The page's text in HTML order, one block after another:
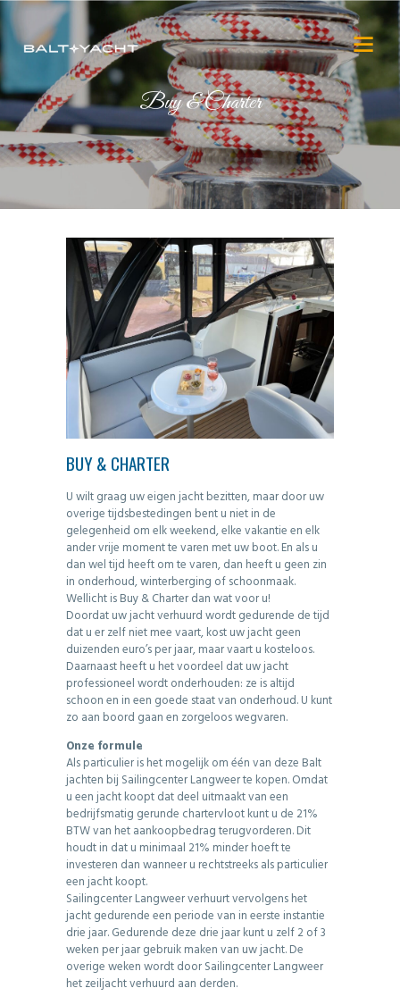
Buy & Charter
BUY & CHARTER
U wilt graag uw eigen jacht bezitten, maar door uw
overige tijdsbestedingen bent u niet in de
gelegenheid om elk weekend, elke vakantie en elk
ander vrije moment te varen met uw boot. En als u
dan wel tijd heeft om te varen, dan heeft u geen zin
in onderhoud, winterberging of schoonmaak.
Wellicht is Buy & Charter dan wat voor u!
Doordat uw jacht verhuurd wordt gedurende de tijd
dat u er zelf niet mee vaart, kost uw jacht geen
duizenden euro’s per jaar, maar vaart u kosteloos.
Daarnaast heeft u het voordeel dat uw jacht
professioneel wordt onderhouden: ze is altijd
schoon en in een goede staat van onderhoud. U kunt
zo aan boord gaan en zorgeloos wegvaren.
Onze formule
Als particulier is het mogelijk om één van deze Balt
jachten bij Sailingcenter Langweer te kopen. Omdat
u een jacht koopt dat deel uitmaakt van een
bedrijfsmatig gerunde chartervloot kunt u de 21%
BTW van het aankoopbedrag terugvorderen. Dit
houdt in dat u minimaal 21% minder hoeft te
investeren dan wanneer u rechtstreeks als particulier
een jacht koopt.
Sailingcenter Langweer verhuurt vervolgens het
jacht gedurende een periode van in eerste instantie
drie jaar. Gedurende deze drie jaar kunt u zelf 2 of 3
weken per jaar gebruik maken van uw jacht. De
overige weken wordt door Sailingcenter Langweer
het zeiljacht verhuurd aan derden.